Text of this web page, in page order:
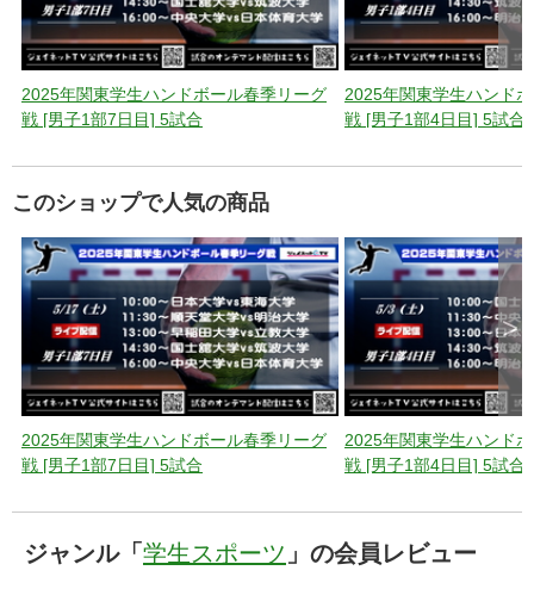
2025年関東学生ハンドボール春季リーグ
戦 [男子1部7日目] 5試合
2025年関東学生ハンド
戦 [男子1部4日目] 5試合
このショップで人気の商品
2025年関東学生ハンドボール春季リーグ
戦 [男子1部7日目] 5試合
2025年関東学生ハンド
戦 [男子1部4日目] 5試合
>
ジャンル「 学生スポーツ 」の会員レビュー